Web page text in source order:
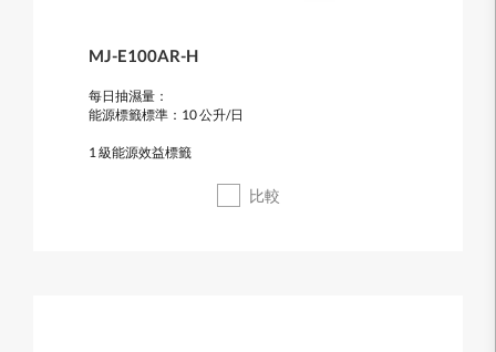
MJ-E100AR-H
每日抽濕量：
能源標籤標準：10 公升/日
1 級能源效益標籤
比較